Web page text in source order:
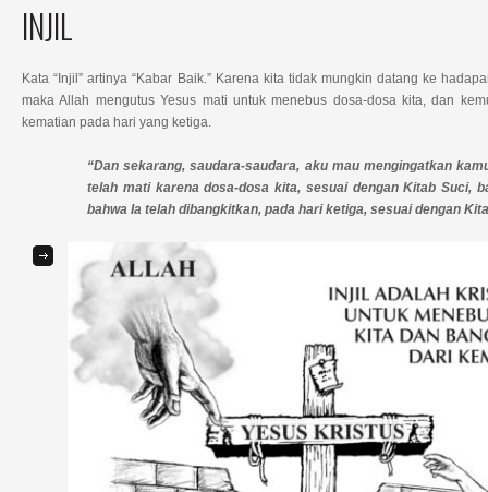
INJIL
Kata “Injil” artinya “Kabar Baik.” Karena kita tidak mungkin datang ke
maka Allah mengutus Yesus mati untuk menebus dosa-dosa kita, dan
kematian pada hari yang ketiga.
“Dan sekarang, saudara-saudara, aku mau mengingatkan
telah mati karena dosa-dosa kita, sesuai dengan Kitab Suci,
bahwa Ia telah dibangkitkan, pada hari ketiga, sesuai dengan